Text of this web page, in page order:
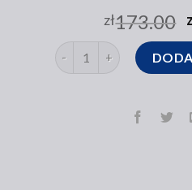
zł173.00
ilość torebka damska